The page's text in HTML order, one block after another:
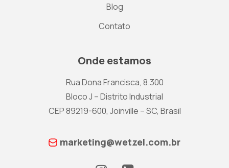
Blog
Contato
Onde estamos
Rua Dona Francisca, 8.300
Bloco J – Distrito Industrial
CEP 89219-600, Joinville – SC, Brasil
marketing@wetzel.com.br